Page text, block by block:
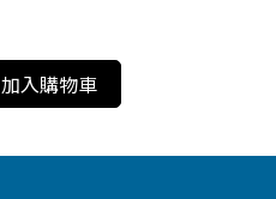
加入購物車